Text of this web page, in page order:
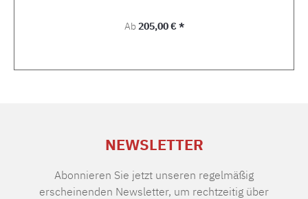
Regulärer Preis:
Ab205,00 € *
NEWSLETTER
Abonnieren Sie jetzt unseren regelmäßig
erscheinenden Newsletter, um rechtzeitig über